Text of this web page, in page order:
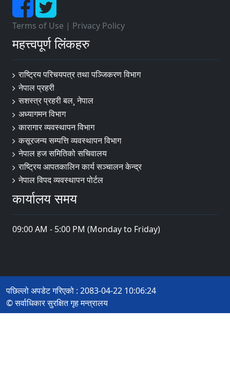
Terms of Use | Privacy Policy
महत्त्वपूर्ण लिंकहरु
राष्ट्रिय परिचयपत्र तथा पञ्‍जिकरण विभाग
नेपाल प्रहरी
सशस्त्र प्रहरी बल¸ नेपाल
अध्यागमन विभाग
कारागार व्यवस्थापन विभाग
कसूरजन्य सम्पत्ति व्यवस्थापन विभाग
नेपाल हज समितिको सचिवालय
राष्ट्रिय आपतकालिन कार्य सञ्चालन केन्द्र
नेपाल विपद व्यवस्थापन पोर्टल
कार्यालय समय
09:00 AM - 5:00 PM (Monday to Friday)
पछिल्लो अपडेट गरिएको : 2083-04-22 10:06:24
© सर्वाधिकार सुरक्षित गृह मन्त्रालय